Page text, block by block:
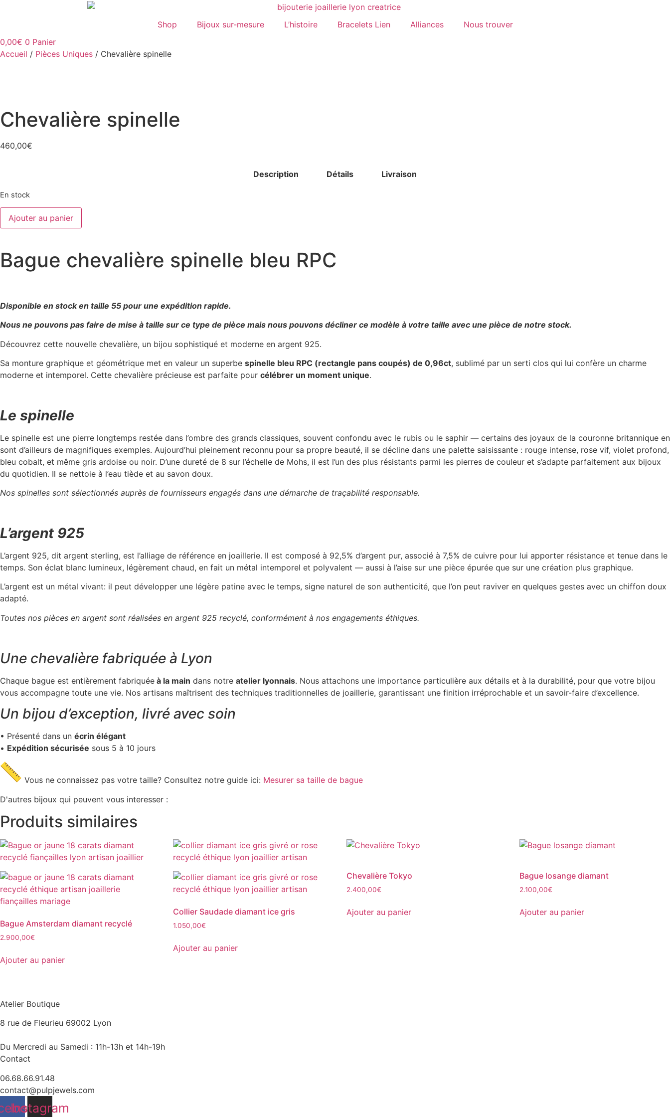
Shop Bijoux sur-mesure L’histoire Bracelets Lien Alliances
Nous trouver
0,00€ 0 Panier
Accueil / Pièces Uniques / Chevalière spinelle
Chevalière spinelle
460,00€
Description Détails Livraison
En stock
quantité
de
Chevalière
Ajouter au panier
Bague chevalière spinelle bleu RPC
Disponible en stock en taille 55 pour une expédition rapide.
Nous ne pouvons pas faire de mise à taille sur ce type de pièce mais nous pouvons décliner ce modèle à votre taille avec une pièce de notre stock.
Découvrez cette nouvelle chevalière, un bijou sophistiqué et moderne en argent 925.
Sa monture graphique et géométrique met en valeur un superbe spinelle bleu RPC (rectangle pans coupés) de 0,96ct, sublimé par un serti clos qui lui confère un charme
moderne et intemporel. Cette chevalière précieuse est parfaite pour célébrer un moment unique.
Le spinelle
Le spinelle est une pierre longtemps restée dans l’ombre des grands classiques, souvent confondu avec le rubis ou le saphir — certains des joyaux de la couronne britannique en
sont d’ailleurs de magnifiques exemples. Aujourd’hui pleinement reconnu pour sa propre beauté, il se décline dans une palette saisissante : rouge intense, rose vif, violet profond,
bleu cobalt, et même gris ardoise ou noir. D’une dureté de 8 sur l’échelle de Mohs, il est l’un des plus résistants parmi les pierres de couleur et s’adapte parfaitement aux bijoux
du quotidien. Il se nettoie à l’eau tiède et au savon doux.
Nos spinelles sont sélectionnés auprès de fournisseurs engagés dans une démarche de traçabilité responsable.
L’argent 925
L’argent 925, dit argent sterling, est l’alliage de référence en joaillerie. Il est composé à 92,5% d’argent pur, associé à 7,5% de cuivre pour lui apporter résistance et tenue dans le
temps. Son éclat blanc lumineux, légèrement chaud, en fait un métal intemporel et polyvalent — aussi à l’aise sur une pièce épurée que sur une création plus graphique.
L’argent est un métal vivant: il peut développer une légère patine avec le temps, signe naturel de son authenticité, que l’on peut raviver en quelques gestes avec un chiffon doux
adapté.
Toutes nos pièces en argent sont réalisées en argent 925 recyclé, conformément à nos engagements éthiques.
Une chevalière fabriquée à Lyon
Chaque bague est entièrement fabriquée à la main dans notre atelier lyonnais. Nous attachons une importance particulière aux détails et à la durabilité, pour que votre bijou
vous accompagne toute une vie. Nos artisans maîtrisent des techniques traditionnelles de joaillerie, garantissant une finition irréprochable et un savoir-faire d’excellence.
Un bijou d’exception, livré avec soin
• Présenté dans un écrin élégant
• Expédition sécurisée sous 5 à 10 jours
Vous ne connaissez pas votre taille? Consultez notre guide ici: Mesurer sa taille de bague
D'autres bijoux qui peuvent vous interesser :
Produits similaires
Bague Amsterdam diamant recyclé
2.900,00€
Ajouter au panier
Collier Saudade diamant ice gris
1.050,00€
Ajouter au panier
Chevalière Tokyo
2.400,00€
Ajouter au panier
Bague losange diamant
2.100,00€
Ajouter au panier
Atelier Boutique
8 rue de Fleurieu 69002 Lyon
Du Mercredi au Samedi : 11h-13h et 14h-19h
Contact
06.68.66.91.48
contact@pulpjewels.com
Instagram